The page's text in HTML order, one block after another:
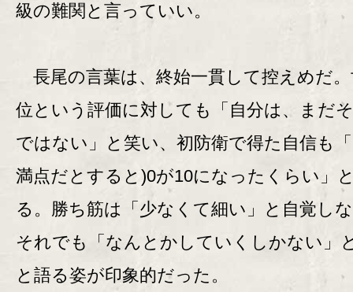
級の難関と言っていい。
長尾の言葉は、終始一貫して控えめだ
位という評価に対しても「自分は、まだ
ではない」と笑い、初防衛で得た自信も
満点だとすると)0が10になったくらい」
る。勝ち筋は「少なくて細い」と自覚し
それでも「なんとかしていくしかない」
と語る姿が印象的だった。